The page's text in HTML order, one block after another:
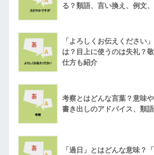
る？類語、言い換え、例文
「よろしくお伝えください
は？目上に使うのは失礼？
仕方も紹介
考察とはどんな言葉？意味
書き出しのアドバイス、類
「過日」とはどんな意味？